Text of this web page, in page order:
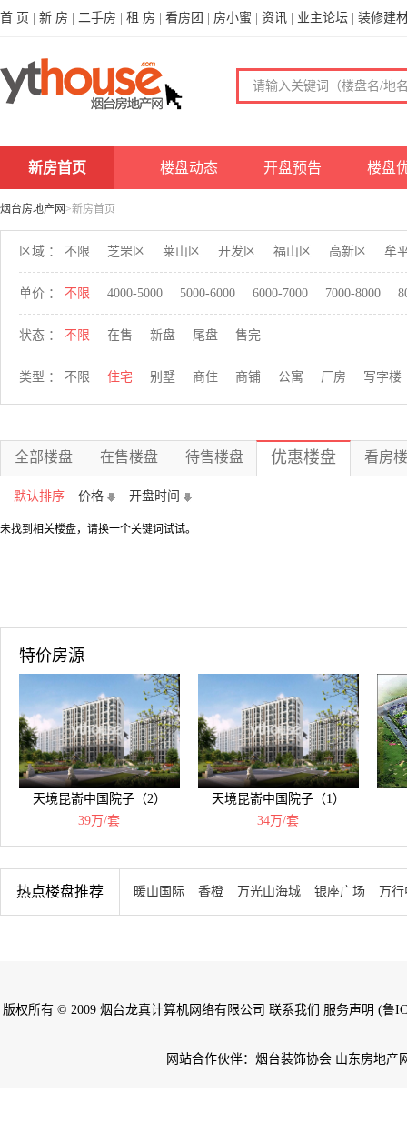
首 页 新 房 二手房 租 房 看房团 房小蜜 资讯 业主论坛 装修建
新房首页 楼盘动态 开盘预告 楼盘
烟台房地产网 >新房首页
区域 ： 不限 芝罘区 莱山区 开发区 福山区 高新区 牟
单价 ： 不限 4000-5000 5000-6000 6000-7000 7000-8000
状态 ： 不限 在售 新盘 尾盘 售完
类型 ： 不限 住宅 别墅 商住 商铺 公寓 厂房 写字楼
全部楼盘 在售楼盘 待售楼盘 优惠楼盘 看房
默认排序 价格 开盘时间
未找到相关楼盘，请换一个关键词试试。
特价房源
天境昆嵛中国院子（2）
39万/套
天境昆嵛中国院子（1）
34万/套
热点楼盘推荐 暖山国际 香橙 万光山海城 银座广场 万
版权所有 © 2009 烟台龙真计算机网络有限公司 联系我们 服务声明 (鲁
网站合作伙伴：烟台装饰协会 山东房地